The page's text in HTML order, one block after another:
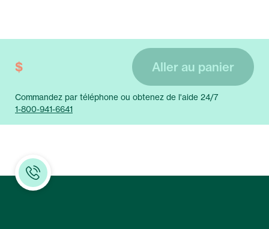
items
$ Aller au panier
Commandez par téléphone ou obtenez de l'aide 24/7
1-800-941-6641